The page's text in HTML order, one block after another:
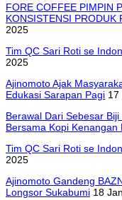
FORE COFFEE PIMPIN
KONSISTENSI PRODUK
2025
Tim QC Sari Roti se
2025
Ajinomoto Ajak
Edukasi Sarapan Pagi 17
Berawal Dari Sebesar
Bersama Kopi Kenangan
Tim QC Sari Roti se
2025
Ajinomoto Gandeng
Longsor Sukabumi 18